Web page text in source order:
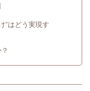
”はどう実現す